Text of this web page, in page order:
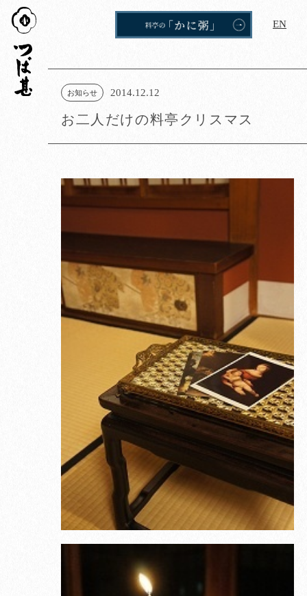
EN
つば
甚
お知らせ 2014.12.12
お二人だけの料亭クリスマス